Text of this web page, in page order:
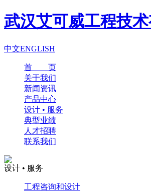
武汉艾可威工程技术
中文ENGLISH
首 页
关于我们
新闻资讯
产品中心
设计 • 服务
典型业绩
人才招聘
联系我们
设计 • 服务
工程咨询和设计